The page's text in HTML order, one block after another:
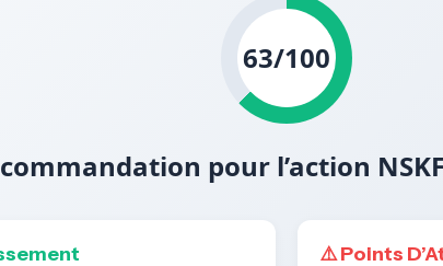
63/100
pour l’action
⚠️ Points